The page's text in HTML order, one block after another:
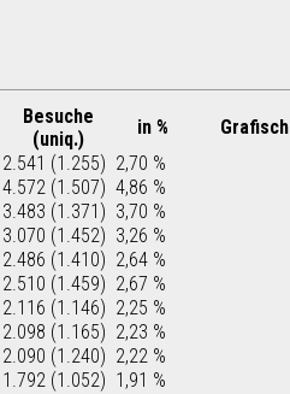
Besuche
(uniq.)
in %
Grafisch
2.541 (1.255) 2,70 %
4.572 (1.507) 4,86 %
3.483 (1.371) 3,70 %
3.070 (1.452) 3,26 %
2.486 (1.410) 2,64 %
2.510 (1.459) 2,67 %
2.116 (1.146) 2,25 %
2.098 (1.165) 2,23 %
2.090 (1.240) 2,22 %
1.792 (1.052) 1,91 %